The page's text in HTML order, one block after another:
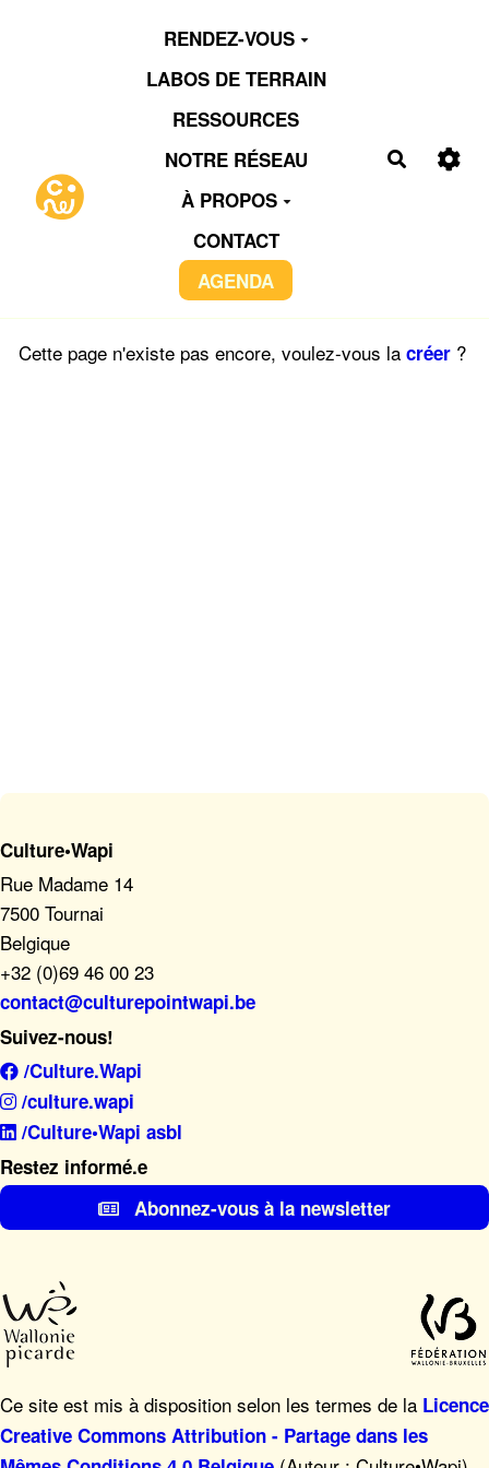
Aller au contenu principal
RENDEZ-VOUS
LABOS DE TERRAIN
RESSOURCES
NOTRE RÉSEAU
À PROPOS
CONTACT
AGENDA
Cette page n'existe pas encore, voulez-vous la créer ?
Culture•Wapi
Rue Madame 14
7500 Tournai
Belgique
+32 (0)69 46 00 23
contact@culturepointwapi.be
Suivez-nous!
/Culture.Wapi
/culture.wapi
/Culture•Wapi asbl
Restez informé.e
Abonnez-vous à la newsletter
Ce site est mis à disposition selon les termes de la Licence
Creative Commons Attribution - Partage dans les